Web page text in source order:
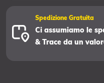
Spedizione Gratuita
Ci assumiamo le
& Trace da un